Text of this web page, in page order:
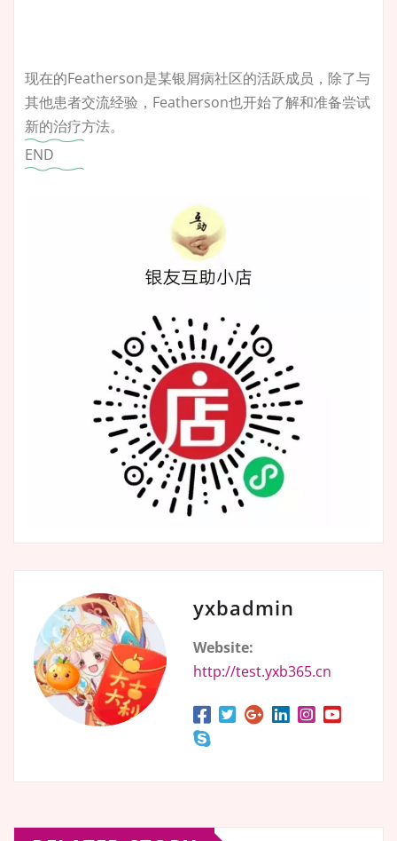
现在的Featherson是某银屑病社区的活跃成员，除了与
其他患者交流经验，Featherson也开始了解和准备尝试
新的治疗方法。
END
yxbadmin
Website:
http://test.yxb365.cn